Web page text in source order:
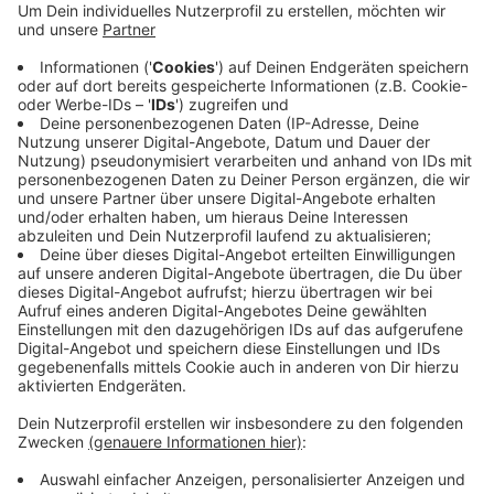
dürfen sich auf ein besonderes Flutlichtspiel
Hilden empfängt seinen Achtelfinalgegner einen
Tag später in der Hildener Bezirkssportanlage "Am
Bandsbusch". Anpfiff ist am 12. Oktober um 14 Uhr
30. Tickets für beide Niederrheinpokal-Spiele gibt
es ab Dienstag (1. Oktober) zu kaufen.
Veröffentlicht:Sonntag, 29.09.2024 09:54
Anzeige
Anzeige